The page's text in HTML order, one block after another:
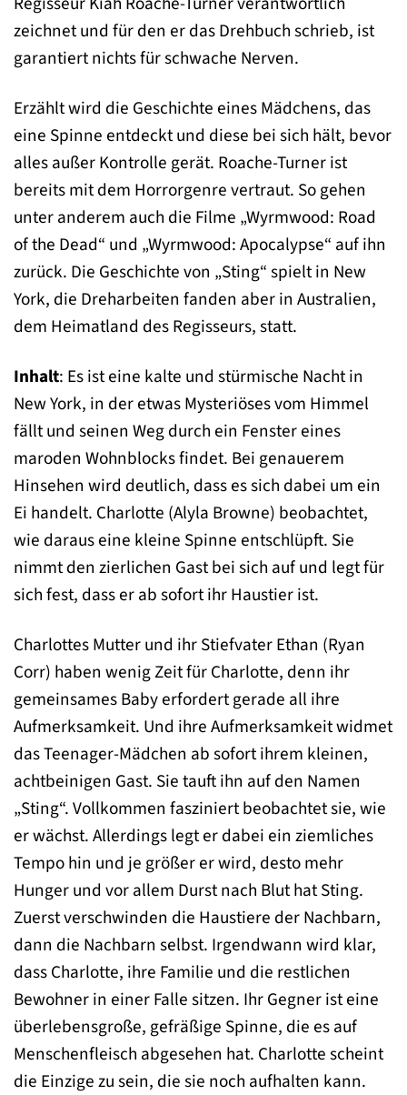
zeichnet und für den er das Drehbuch schrieb, ist
garantiert nichts für schwache Nerven.
Erzählt wird die Geschichte eines Mädchens, das
eine Spinne entdeckt und diese bei sich hält, bevor
alles außer Kontrolle gerät. Roache-Turner ist
bereits mit dem Horrorgenre vertraut. So gehen
unter anderem auch die Filme „Wyrmwood: Road
of the Dead“ und „Wyrmwood: Apocalypse“ auf ihn
zurück. Die Geschichte von „Sting“ spielt in New
York, die Dreharbeiten fanden aber in Australien,
dem Heimatland des Regisseurs, statt.
Inhalt: Es ist eine kalte und stürmische Nacht in
New York, in der etwas Mysteriöses vom Himmel
fällt und seinen Weg durch ein Fenster eines
maroden Wohnblocks findet. Bei genauerem
Hinsehen wird deutlich, dass es sich dabei um ein
Ei handelt. Charlotte (Alyla Browne) beobachtet,
wie daraus eine kleine Spinne entschlüpft. Sie
nimmt den zierlichen Gast bei sich auf und legt für
sich fest, dass er ab sofort ihr Haustier ist.
Charlottes Mutter und ihr Stiefvater Ethan (Ryan
Corr) haben wenig Zeit für Charlotte, denn ihr
gemeinsames Baby erfordert gerade all ihre
Aufmerksamkeit. Und ihre Aufmerksamkeit widmet
das Teenager-Mädchen ab sofort ihrem kleinen,
achtbeinigen Gast. Sie tauft ihn auf den Namen
„Sting“. Vollkommen fasziniert beobachtet sie, wie
er wächst. Allerdings legt er dabei ein ziemliches
Tempo hin und je größer er wird, desto mehr
Hunger und vor allem Durst nach Blut hat Sting.
Zuerst verschwinden die Haustiere der Nachbarn,
dann die Nachbarn selbst. Irgendwann wird klar,
dass Charlotte, ihre Familie und die restlichen
Bewohner in einer Falle sitzen. Ihr Gegner ist eine
überlebensgroße, gefräßige Spinne, die es auf
Menschenfleisch abgesehen hat. Charlotte scheint
die Einzige zu sein, die sie noch aufhalten kann.